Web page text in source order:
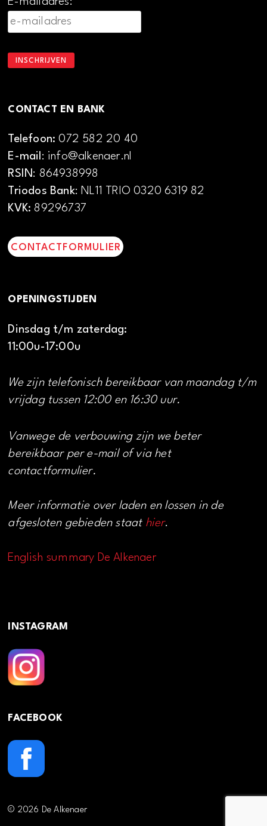
CONTACT EN BANK
Telefoon:072 582 20 40
E-mail: info@alkenaer.nl
RSIN: 864938998
Triodos Bank: NL11 TRIO 0320 6319 82
KVK: 89296737
CONTACTFORMULIER
OPENINGSTIJDEN
Dinsdag t/m zaterdag:
11:00u-17:00u
We zijn telefonisch bereikbaar van maandag t/m
vrijdag tussen 12:00 en 16:30 uur.
Vanwege de verbouwing zijn we beter
bereikbaar per e-mail of via het
contactformulier.
Meer informatie over laden en lossen in de
afgesloten gebieden staat hier.
English summary De Alkenaer
INSTAGRAM
FACEBOOK
© 2026 De Alkenaer